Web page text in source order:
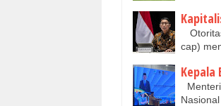
cap)
Kepala